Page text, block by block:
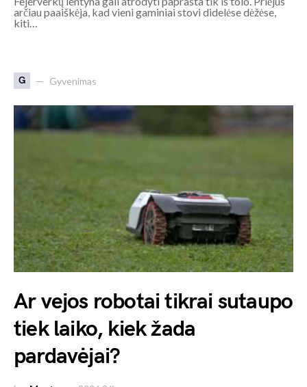
arčiau paaiškėja, kad vieni gaminiai stovi didelėse dėžėse,
kiti…
G Gyvenimas
Ar vejos robotai tikrai sutaupo
tiek laiko, kiek žada
pardavėjai?